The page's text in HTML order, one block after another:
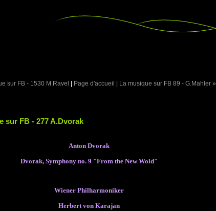
sur FB - 1530 M.Ravel | Page d'accueil | La musique sur FB 89 - G.Mahler »
sur FB - 277 A.Dvorak
Anton Dvorak
Dvorak, Symphony no. 9 "From the New Wold"
Wiener Philharmoniker
Herbert von Karajan